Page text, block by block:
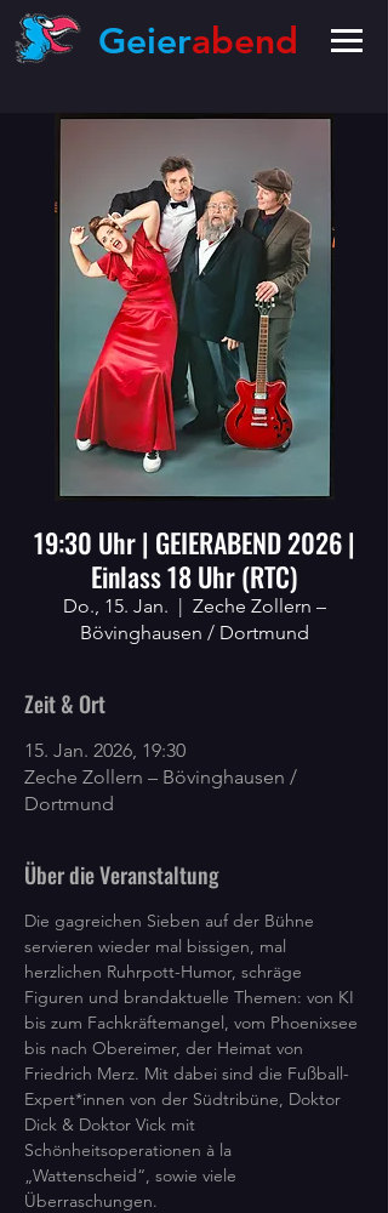
Geierabend
19:30 Uhr | GEIERABEND 2026 |
Einlass 18 Uhr (RTC)
Do., 15. Jan.
  |
Zeche Zollern –
Bövinghausen / Dortmund
Zeit & Ort
15. Jan. 2026, 19:30
Zeche Zollern – Bövinghausen /
Dortmund
Über die Veranstaltung
Die gagreichen Sieben auf der Bühne
servieren wieder mal bissigen, mal
herzlichen Ruhrpott-Humor, schräge
Figuren und brandaktuelle Themen: von KI
bis zum Fachkräftemangel, vom Phoenixsee
bis nach Obereimer, der Heimat von
Friedrich Merz. Mit dabei sind die Fußball-
Expert*innen von der Südtribüne, Doktor
Dick & Doktor Vick mit
Schönheitsoperationen à la
„Wattenscheid“, sowie viele
Überraschungen.